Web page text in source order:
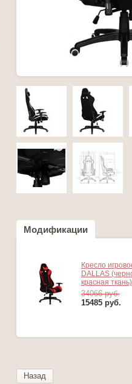
Модификации
Кресло
DALLAS
красная ткань)
34066 руб.
15485 руб.
Назад